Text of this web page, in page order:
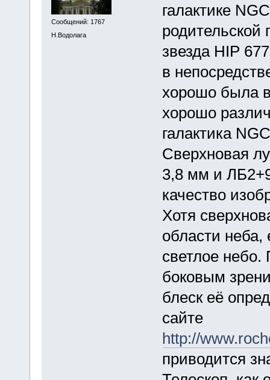
Сообщений: 1767
Н.Водолага
галактике
родительской
звезда HIP
в
хорошо была
хорошо
галактика
Сверхновая
3,8 мм и
качество
Хотя
области
светлое
боковым
блеск её
сайте
http://
приводится